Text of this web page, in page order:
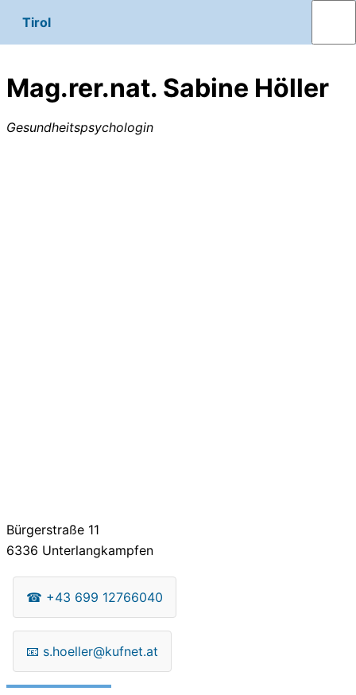
Tirol
Mag.rer.nat. Sabine Höller
Gesundheitspsychologin
Bürgerstraße 11
6336 Unterlangkampfen
☎ +43 699 12766040
📧 s.hoeller@kufnet.at